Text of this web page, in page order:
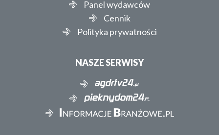
Panel wydawców
Cennik
Polityka prywatności
NASZE SERWISY